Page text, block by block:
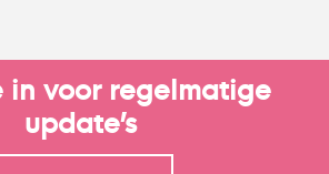
in voor regelmatige
update’s